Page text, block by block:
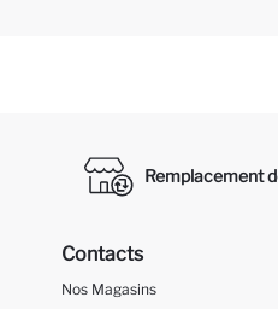
Remplacement
Contacts
Nos Magasins